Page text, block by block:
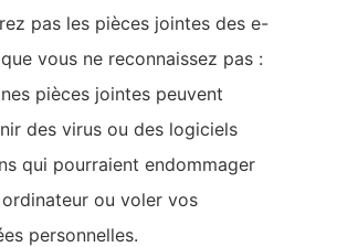
pas les pièces jointes des e-
vous ne reconnaissez pas :
pièces jointes peuvent
des virus ou des logiciels
qui pourraient endommager
ou voler vos
personnelles.